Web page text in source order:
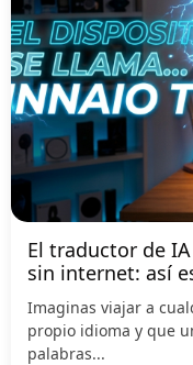
El traductor de
sin internet: así
Imaginas viajar a
propio idioma y que
palabras...